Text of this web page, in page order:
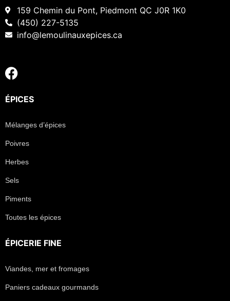
159 Chemin du Pont, Piedmont QC J0R 1K0
(450) 227-5135
info@lemoulinauxepices.ca
ÉPICES
Mélanges d’épices
Poivres
Herbes
Sels
Piments
Toutes les épices
ÉPICERIE FINE
Viandes, mer et fromages
Paniers cadeaux gourmands